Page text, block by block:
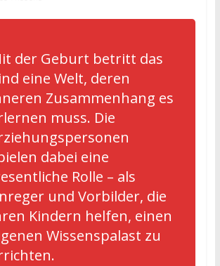
der Geburt betritt das
eine Welt, deren
Zusammenhang es
muss. Die
dabei eine
Rolle – als
und Vorbilder, die
Kindern helfen, einen
Wissenspalast zu